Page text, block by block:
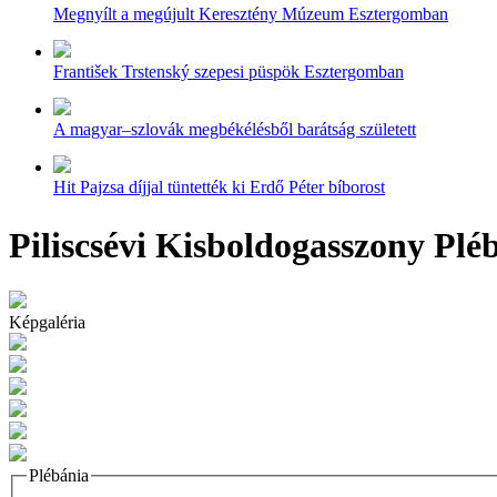
Megnyílt a megújult Keresztény Múzeum Esztergomban
František Trstenský szepesi püspök Esztergomban
A magyar–szlovák megbékélésből barátság született
Hit Pajzsa díjjal tüntették ki Erdő Péter bíborost
Piliscsévi Kisboldogasszony
Képgaléria
Plébánia